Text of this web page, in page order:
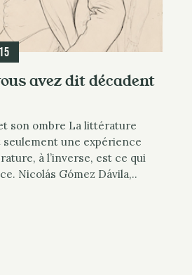
avez dit décadent
son ombre La littérature
une expérience
à l’inverse, est ce qui
Nicolás Gómez Dávila,..